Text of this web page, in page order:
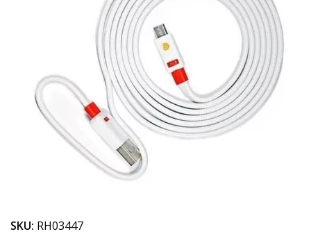
SKU: RH03447